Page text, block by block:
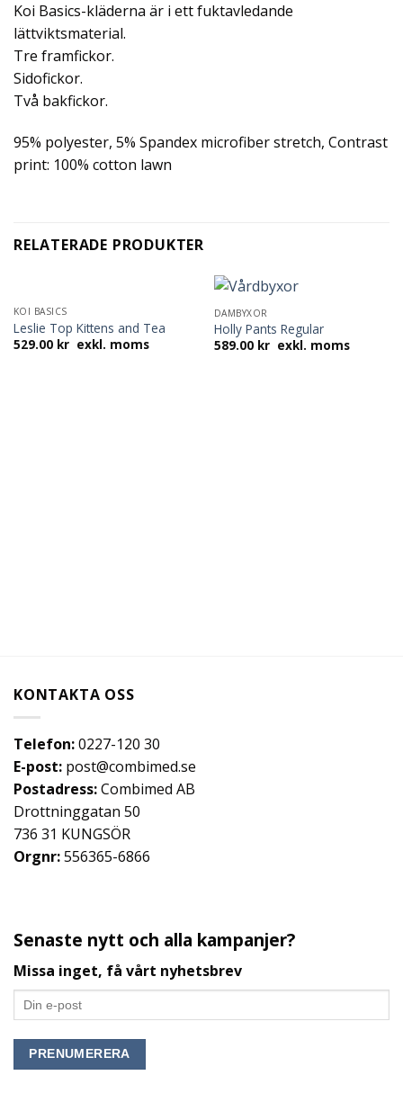
Koi Basics-kläderna är i ett fuktavledande
lättviktsmaterial.
Tre framfickor.
Sidofickor.
Två bakfickor.
95% polyester, 5% Spandex microfiber stretch, Contrast
print: 100% cotton lawn
RELATERADE PRODUKTER
KOI BASICS
Leslie Top Kittens and Tea
529.00 krexkl. moms
DAMBYXOR
Holly Pants Regular
589.00 krexkl. moms
KONTAKTA OSS
Telefon:0227-120 30
E-post: post@combimed.se
Postadress:Combimed AB
Drottninggatan 50
736 31 KUNGSÖR
Orgnr:556365-6866
Senaste nytt och alla kampanjer?
Missa inget, få vårt nyhetsbrev